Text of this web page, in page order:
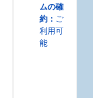
ムの確
約 ： ご
利用可
能